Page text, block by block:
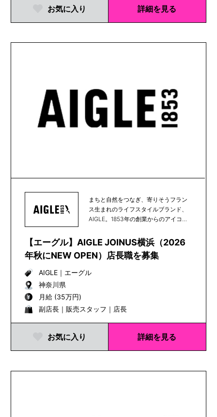
お気に入り 詳細を見る
まちと自然をつなぎ、寄りそうフラン
ス生まれのライフスタイルブランド、
AIGLE。1853年の創業からのアイコン
【エーグル】AIGLE JOINUS横浜（2026
年秋にNEW OPEN）店長職を募集
AIGLE｜ エーグル
神奈川県
月給 (35万円)
副店長｜販売スタッフ｜店長
お気に入り 詳細を見る